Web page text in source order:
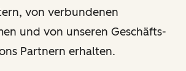
von verbundenen
und von unseren Geschäfts-
Partnern erhalten.